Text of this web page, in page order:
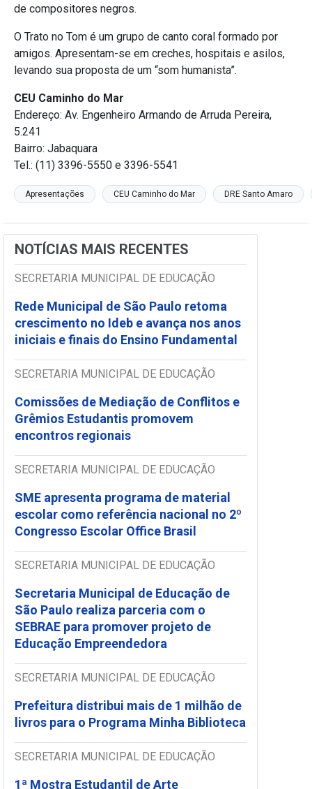
de compositores negros.
O Trato no Tom é um grupo de canto coral formado por
amigos. Apresentam-se em creches, hospitais e asilos,
levando sua proposta de um “som humanista”.
CEU Caminho do Mar
Endereço: Av. Engenheiro Armando de Arruda Pereira,
5.241
Bairro: Jabaquara
Tel.: (11) 3396-5550 e 3396-5541
Apresentações CEU Caminho do Mar DRE Santo Amaro
NOTÍCIAS MAIS RECENTES
SECRETARIA MUNICIPAL DE EDUCAÇÃO
Rede Municipal de São Paulo retoma
crescimento no Ideb e avança nos anos
iniciais e finais do Ensino Fundamental
SECRETARIA MUNICIPAL DE EDUCAÇÃO
Comissões de Mediação de Conflitos e
Grêmios Estudantis promovem
encontros regionais
SECRETARIA MUNICIPAL DE EDUCAÇÃO
SME apresenta programa de material
escolar como referência nacional no 2º
Congresso Escolar Office Brasil
SECRETARIA MUNICIPAL DE EDUCAÇÃO
Secretaria Municipal de Educação de
São Paulo realiza parceria com o
SEBRAE para promover projeto de
Educação Empreendedora
SECRETARIA MUNICIPAL DE EDUCAÇÃO
Prefeitura distribui mais de 1 milhão de
livros para o Programa Minha Biblioteca
SECRETARIA MUNICIPAL DE EDUCAÇÃO
1ª Mostra Estudantil de Arte